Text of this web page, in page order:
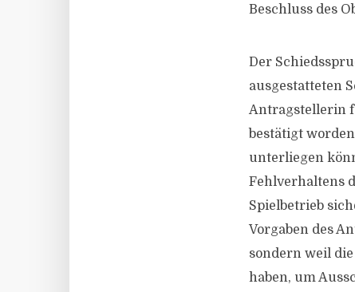
Beschluss des
Der
ausgestatteten
Antragstellerin
bestätigt
unterliegen
Fehlverhaltens
Spielbetrieb
Vorgaben des
sondern weil
haben, um